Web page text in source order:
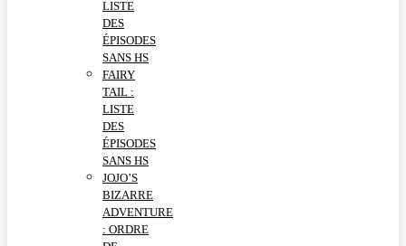
LISTE
DES
ÉPISODES
SANS HS
FAIRY
TAIL :
LISTE
DES
ÉPISODES
SANS HS
JOJO’S
BIZARRE
ADVENTURE
: ORDRE